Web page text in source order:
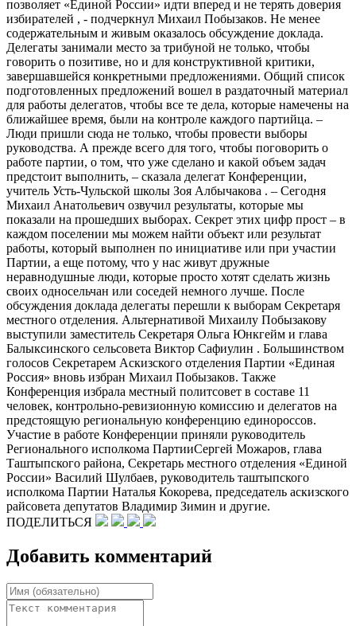
позволяет «Единой России» идти вперед и не терять доверия
избирателей , - подчеркнул Михаил Побызаков. Не менее
содержательным и живым оказалось обсуждение доклада.
Делегаты занимали место за трибуной не только, чтобы
говорить о позитиве, но и для конструктивной критики,
завершавшейся конкретными предложениями. Общий список
подготовленных предложений вошел в раздаточный материал
для работы делегатов, чтобы все те дела, которые намечены на
ближайшее время, были на контроле каждого партийца. –
Люди пришли сюда не только, чтобы провести выборы
руководства. А прежде всего для того, чтобы поговорить о
работе партии, о том, что уже сделано и какой объем задач
предстоит выполнить, – сказала делегат Конференции,
учитель Усть-Чульской школы Зоя Албычакова . – Сегодня
Михаил Анатольевич озвучил результаты, которые мы
показали на прошедших выборах. Секрет этих цифр прост – в
каждом поселении мы можем найти объект или результат
работы, который выполнен по инициативе или при участии
Партии, а еще потому, что у нас живут дружные
неравнодушные люди, которые просто хотят сделать жизнь
своих односельчан или соседей немного лучше. После
обсуждения доклада делегаты перешли к выборам Секретаря
местного отделения. Альтернативой Михаилу Побызакову
выступили заместитель Секретаря Ольга Юнкгейм и глава
Балыксинского сельсовета Виктор Сафиулин . Большинством
голосов Секретарем Аскизского отделения Партии «Единая
Россия» вновь избран Михаил Побызаков. Также
Конференция избрала местный политсовет в составе 11
человек, контрольно-ревизионную комиссию и делегатов на
предстоящую региональную конференцию единороссов.
Участие в работе Конференции приняли руководитель
Регионального исполкома ПартииСергей Можаров, глава
Таштыпского района, Секретарь местного отделения «Единой
России» Василий Шулбаев, руководитель таштыпского
исполкома Партии Наталья Кокорева, председатель аскизского
райсовета депутатов Владимир Зимин и другие.
ПОДЕЛИТЬСЯ
Добавить комментарий